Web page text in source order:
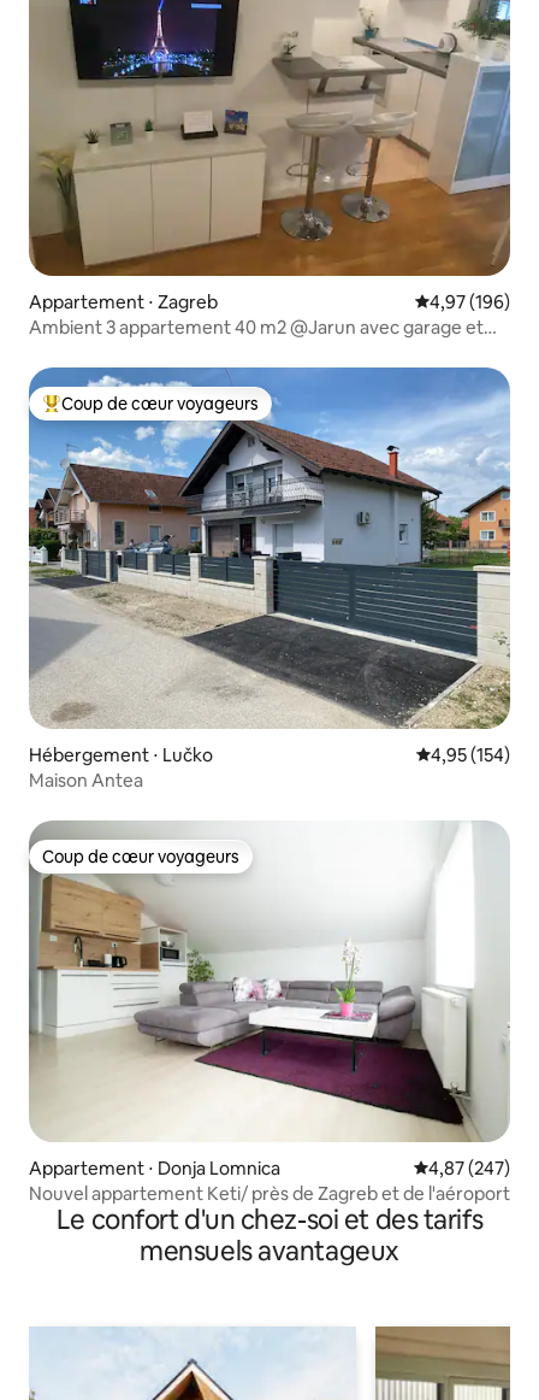
Appartement ⋅ Zagreb Évaluation
4,97 (196)
Ambient 3 appartement 40 m2 @Jarun avec garage et
Coups de cœur voyageurs les plus appréciés
Coup de cœur voyageurs
Hébergement ⋅ Lučko Évaluation
4,95 (154)
Maison Antea
Coup de cœur voyageurs
Coup de cœur voyageurs
Appartement ⋅ Donja Lomnica Évaluation
4,87 (247)
Nouvel appartement Keti/ près de Zagreb et de l'aéroport
Le confort d'un chez-soi et des tarifs
mensuels avantageux